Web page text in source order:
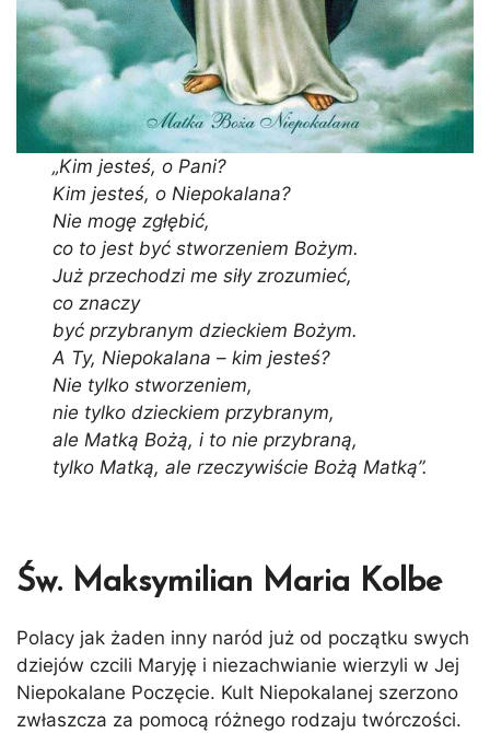
„Kim jesteś, o Pani?
Kim jesteś, o Niepokalana?
Nie mogę zgłębić,
co to jest być stworzeniem Bożym.
Już przechodzi me siły zrozumieć,
co znaczy
być przybranym dzieckiem Bożym.
A Ty, Niepokalana – kim jesteś?
Nie tylko stworzeniem,
nie tylko dzieckiem przybranym,
ale Matką Bożą, i to nie przybraną,
tylko Matką, ale rzeczywiście Bożą Matką”.
Św. Maksymilian Maria Kolbe
Polacy jak żaden inny naród już od początku swych
dziejów czcili Maryję i niezachwianie wierzyli w Jej
Niepokalane Poczęcie. Kult Niepokalanej szerzono
zwłaszcza za pomocą różnego rodzaju twórczości.